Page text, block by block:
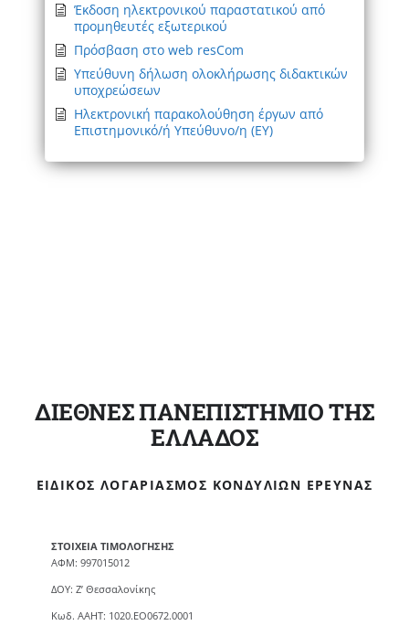
Έκδοση ηλεκτρονικού παραστατικού από
προμηθευτές εξωτερικού
Πρόσβαση στο web resCom
Υπεύθυνη δήλωση ολοκλήρωσης διδακτικών
υποχρεώσεων
Ηλεκτρονική παρακολούθηση έργων από
Επιστημονικό/ή Υπεύθυνο/η (ΕΥ)
ΔΙΕΘΝΕΣ ΠΑΝΕΠΙΣΤΗΜΙΟ ΤΗΣ
ΕΛΛΑΔΟΣ
ΕΙΔΙΚΌΣ ΛΟΓΑΡΙΑΣΜΌΣ ΚΟΝΔΥΛΊΩΝ ΈΡΕΥΝΑΣ
ΣΤΟΙΧΕΙΑ ΤΙΜΟΛΟΓΗΣΗΣ
ΑΦΜ: 997015012
ΔΟΥ: Ζ’ Θεσσαλονίκης
Κωδ. ΑΑΗΤ: 1020.ΕΟ0672.0001